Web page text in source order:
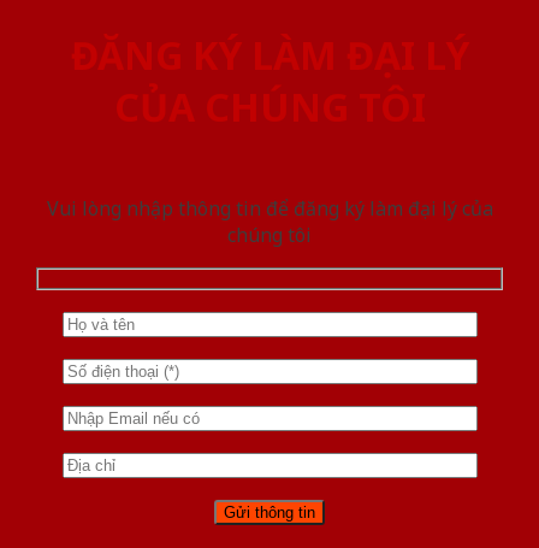
ĐĂNG KÝ LÀM ĐẠI LÝ
CỦA CHÚNG TÔI
Vui lòng nhập thông tin để đăng ký làm đại lý của
chúng tôi